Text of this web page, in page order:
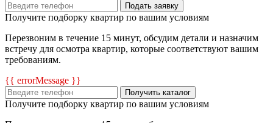
Подать заявку
Получите подборку квартир по вашим условиям
Перезвоним в течение 15 минут, обсудим детали и назначим
встречу для осмотра квартир, которые соответствуют вашим
требованиям.
{{ errorMessage }}
Получить каталог
Получите подборку квартир по вашим условиям